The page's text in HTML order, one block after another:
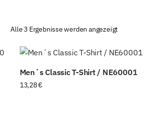
Alle 3 Ergebnisse werden angezeigt
Men´s Classic T-Shirt / NE60001
13,28€